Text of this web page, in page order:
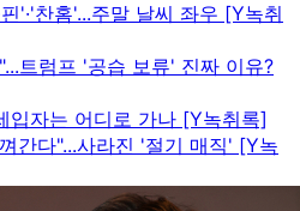
'·'찬홈'...주말 날씨 좌우 [Y녹취
트럼프 '공습 보류' 진짜 이유?
입자는 어디로 가나 [Y녹취록]
간다"...사라진 '절기 매직' [Y녹